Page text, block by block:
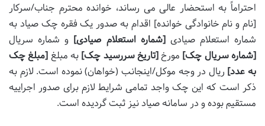
احتراماً به استحضار عالی می رساند، خوانده محترم جناب/سرکار
[نام و نام خانوادگی خوانده] اقدام به صدور یک فقره چک صیاد به
شماره استعلام صیادی[شماره استعلام صیادی] و شماره سریال
[شماره سریال چک] مورخ[تاریخ سررسید چک] به مبلغ [مبلغ چک
به عدد] ریال در وجه موکل/اینجانب (خواهان) نموده است. لازم به
ذکر است که این چک واجد تمامی شرایط لازم برای صدور اجراییه
مستقیم بوده و در سامانه صیاد نیز ثبت گردیده است.